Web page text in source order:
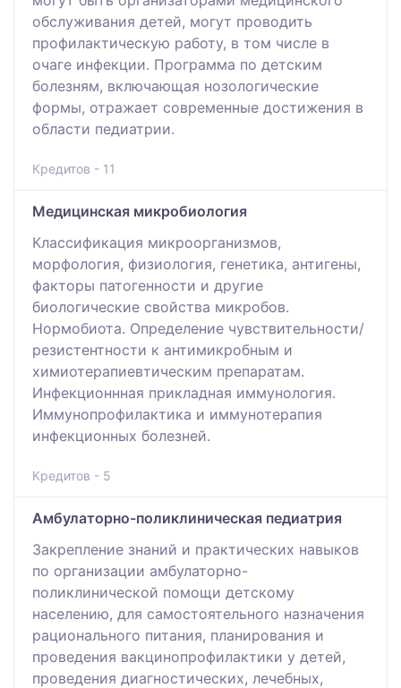
обслуживания детей, могут проводить
профилактическую работу, в том числе в
очаге инфекции. Программа по детским
болезням, включающая нозологические
формы, отражает современные достижения в
области педиатрии.
Кредитов - 11
Медицинская микробиология
Классификация микроорганизмов,
морфология, физиология, генетика, антигены,
факторы патогенности и другие
биологические свойства микробов.
Нормобиота. Определение чувствительности/
резистентности к антимикробным и
химиотерапиевтическим препаратам.
Инфекционнная прикладная иммунология.
Иммунопрофилактика и иммунотерапия
инфекционных болезней.
Кредитов - 5
Амбулаторно-поликлиническая педиатрия
Закрепление знаний и практических навыков
по организации амбулаторно-
поликлинической помощи детскому
населению, для самостоятельного назначения
рационального питания, планирования и
проведения вакцинопрофилактики у детей,
проведения диагностических, лечебных,